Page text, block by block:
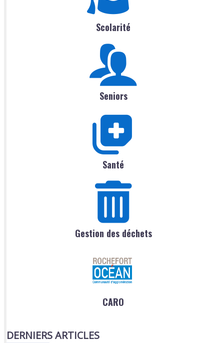
Scolarité
Seniors
Santé
Gestion des déchets
CARO
DERNIERS ARTICLES